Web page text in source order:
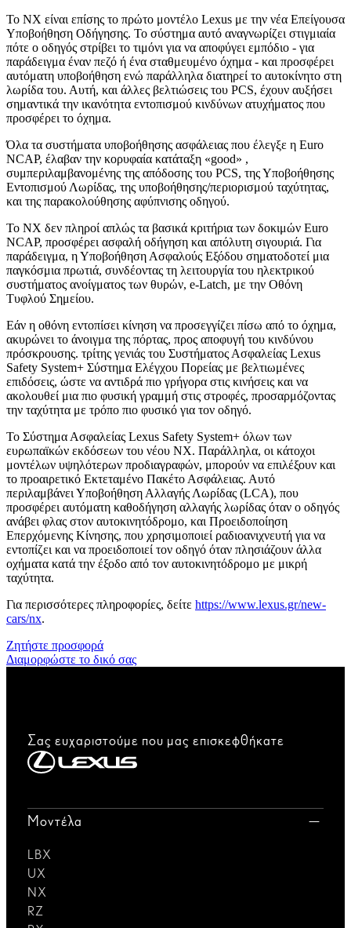
Το ΝΧ είναι επίσης το πρώτο μοντέλο Lexus με την νέα Επείγουσα
Υποβοήθηση Οδήγησης. Το σύστημα αυτό αναγνωρίζει στιγμιαία
πότε ο οδηγός στρίβει το τιμόνι για να αποφύγει εμπόδιο - για
παράδειγμα έναν πεζό ή ένα σταθμευμένο όχημα - και προσφέρει
αυτόματη υποβοήθηση ενώ παράλληλα διατηρεί το αυτοκίνητο στη
λωρίδα του. Αυτή, και άλλες βελτιώσεις του PCS, έχουν αυξήσει
σημαντικά την ικανότητα εντοπισμού κινδύνων ατυχήματος που
προσφέρει το όχημα.
Όλα τα συστήματα υποβοήθησης ασφάλειας που έλεγξε η Euro
NCAP, έλαβαν την κορυφαία κατάταξη «good» ,
συμπεριλαμβανομένης της απόδοσης του PCS, της Υποβοήθησης
Εντοπισμού Λωρίδας, της υποβοήθησης/περιορισμού ταχύτητας,
και της παρακολούθησης αφύπνισης οδηγού.
Το ΝΧ δεν πληροί απλώς τα βασικά κριτήρια των δοκιμών Euro
NCAP, προσφέρει ασφαλή οδήγηση και απόλυτη σιγουριά. Για
παράδειγμα, η Υποβοήθηση Ασφαλούς Εξόδου σηματοδοτεί μια
παγκόσμια πρωτιά, συνδέοντας τη λειτουργία του ηλεκτρικού
συστήματος ανοίγματος των θυρών, e-Latch, με την Οθόνη
Τυφλού Σημείου.
Εάν η οθόνη εντοπίσει κίνηση να προσεγγίζει πίσω από το όχημα,
ακυρώνει το άνοιγμα της πόρτας, προς αποφυγή του κινδύνου
πρόσκρουσης. τρίτης γενιάς του Συστήματος Ασφαλείας Lexus
Safety System+ Σύστημα Ελέγχου Πορείας με βελτιωμένες
επιδόσεις, ώστε να αντιδρά πιο γρήγορα στις κινήσεις και να
ακολουθεί μια πιο φυσική γραμμή στις στροφές, προσαρμόζοντας
την ταχύτητα με τρόπο πιο φυσικό για τον οδηγό.
Το Σύστημα Ασφαλείας Lexus Safety System+ όλων των
ευρωπαϊκών εκδόσεων του νέου ΝΧ. Παράλληλα, οι κάτοχοι
μοντέλων υψηλότερων προδιαγραφών, μπορούν να επιλέξουν και
το προαιρετικό Εκτεταμένο Πακέτο Ασφάλειας. Αυτό
περιλαμβάνει Υποβοήθηση Αλλαγής Λωρίδας (LCA), που
προσφέρει αυτόματη καθοδήγηση αλλαγής λωρίδας όταν ο οδηγός
ανάβει φλας στον αυτοκινητόδρομο, και Προειδοποίηση
Επερχόμενης Κίνησης, που χρησιμοποιεί ραδιοανιχνευτή για να
εντοπίζει και να προειδοποιεί τον οδηγό όταν πλησιάζουν άλλα
οχήματα κατά την έξοδο από τον αυτοκινητόδρομο με μικρή
ταχύτητα.
Για περισσότερες πληροφορίες, δείτε https://www.lexus.gr/new-
cars/nx.
Ζητήστε προσφορά
Διαμορφώστε το δικό σας
Σας ευχαριστούμε που μας επισκεφθήκατε
Μοντέλα
LBX
UX
NX
RZ